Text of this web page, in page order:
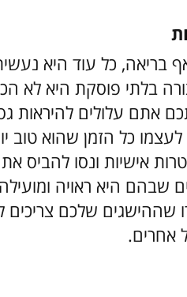
בריאה, כל עוד היא
בלתי פוסקת היא לא
אתם עלולים להיראות
כל הזמן שהוא טוב
אישיות ונסו להביס
שבהם היא ראויה
שההישגים שלכם
אחרים.